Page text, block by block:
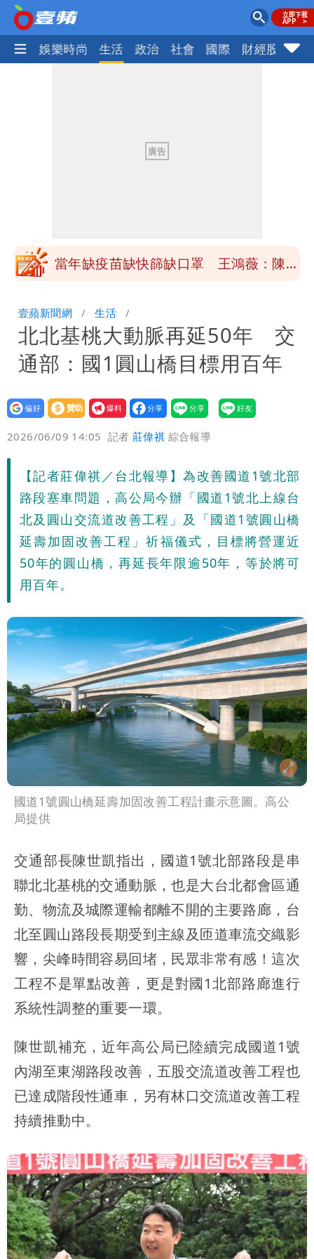
熱門 娛樂時尚 生活 政治 社會 國際 財經股市
很多謹慎判斷當時未被理解
抄襲造假當上劍橋大學教授 神鬼級履歷
10.6億顧問費決策過程在哪
當年缺疫苗缺快篩缺口罩 王鴻薇：陳時
聲押？交保？複訊後揭曉
慈濟買BNT遭詐10億元 蔡英文：政府
很多謹慎判斷當時未被理解
抄襲造假當上劍橋大學教授 神鬼級履歷
「攏係假」
壹蘋新聞網 生活
北北基桃大動脈再延50年 交
通部：國1圓山橋目標用百年
設為
贊助
我要
爆料
2026/06/09 14:05 記者莊偉祺 綜合報導
【記者莊偉祺／台北報導】為改善國道1號北部
路段塞車問題，高公局今辦「國道1號北上線台
北及圓山交流道改善工程」及「國道1號圓山橋
延壽加固改善工程」祈福儀式，目標將營運近
50年的圓山橋，再延長年限逾50年，等於將可
用百年。
國道1號圓山橋延壽加固改善工程計畫示意圖。高公
局提供
交通部長陳世凱指出，國道1號北部路段是串
聯北北基桃的交通動脈，也是大台北都會區通
勤、物流及城際運輸都離不開的主要路廊，台
北至圓山路段長期受到主線及匝道車流交織影
響，尖峰時間容易回堵，民眾非常有感！這次
工程不是單點改善，更是對國1北部路廊進行
系統性調整的重要一環。
陳世凱補充，近年高公局已陸續完成國道1號
內湖至東湖路段改善，五股交流道改善工程也
已達成階段性通車，另有林口交流道改善工程
持續推動中。